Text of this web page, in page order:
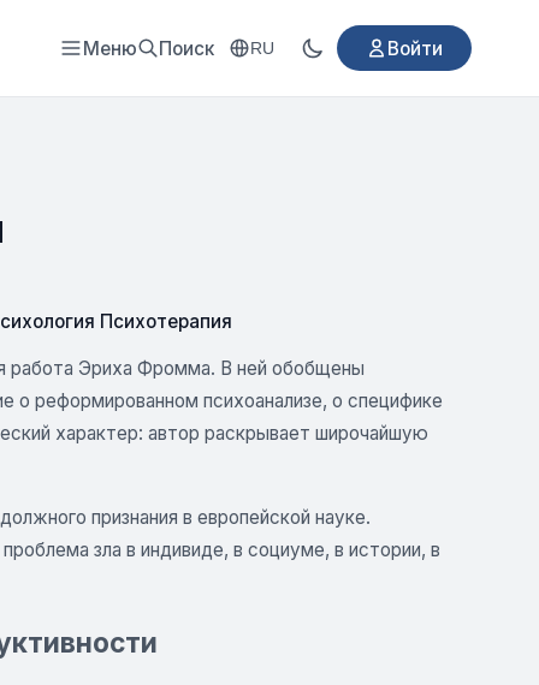
Меню Поиск RU Войти
Психотерапия
работа Эриха Фромма. В ней обобщены
о реформированном психоанализе, о специфике
характер: автор раскрывает широчайшую
признания в европейской науке.
зла в индивиде, в социуме, в истории, в